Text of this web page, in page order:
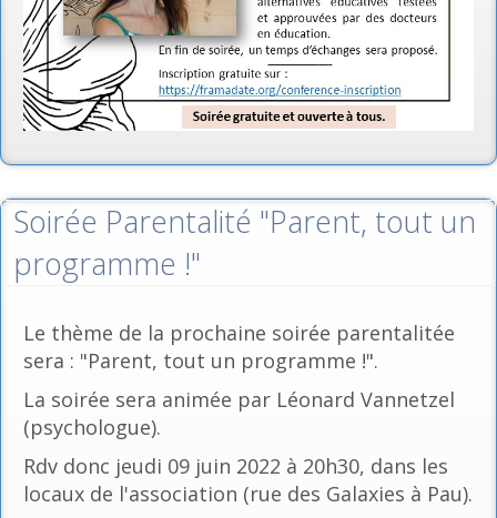
Soirée Parentalité "Parent, tout un
programme !"
Le thème de la prochaine soirée parentalitée
sera : "Parent, tout un programme !".
La soirée sera animée par Léonard Vannetzel
(psychologue).
Rdv donc jeudi 09 juin 2022 à 20h30, dans les
locaux de l'association (rue des Galaxies à Pau).